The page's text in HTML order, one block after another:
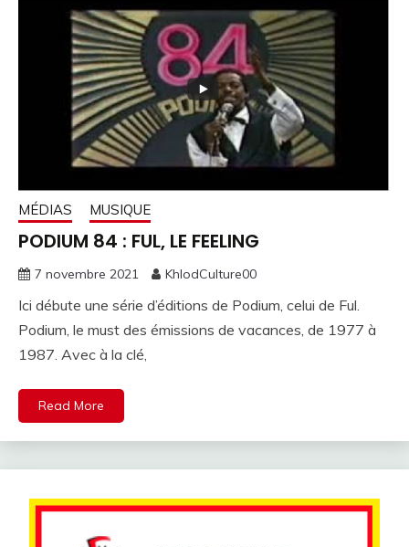
MÉDIAS MUSIQUE
PODIUM 84 : FUL, LE FEELING
7 novembre 2021 KhlodCulture00
Ici débute une série d’éditions de Podium, celui de Ful.
Podium, le must des émissions de vacances, de 1977 à
1987. Avec à la clé,
Read More